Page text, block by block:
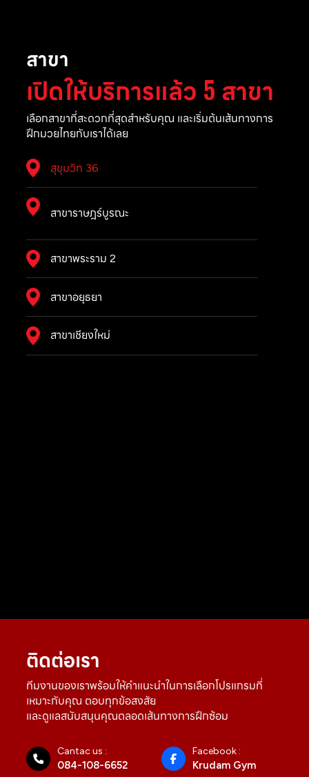
สาขา
เปิดให้บริการแล้ว 5 สาขา
เลือกสาขาที่สะดวกที่สุดสำหรับคุณ และเริ่มต้นเส้นทางการ
ฝึกมวยไทยกับเราได้เลย
สุขุมวิท 36
สาขาราษฎร์บูรณะ
สาขาพระราม 2
สาขาอยุธยา
สาขาเชียงใหม่
ติดต่อเรา
ทีมงานของเราพร้อมให้คำแนะนำในการเลือกโปรแกรมที่
เหมาะกับคุณ ตอบทุกข้อสงสัย
และดูแลสนับสนุนคุณตลอดเส้นทางการฝึกซ้อม
Cantac us :
084-108-6652
Facebook :
Krudam Gym